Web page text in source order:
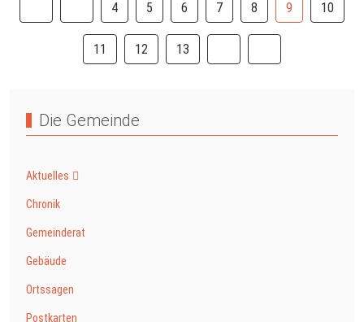
4 5 6 7 8 9 10
11 12 13
Die Gemeinde
Aktuelles
Chronik
Gemeinderat
Gebäude
Ortssagen
Postkarten